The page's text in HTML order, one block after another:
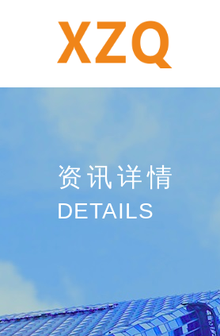
资讯详情
DETAILS